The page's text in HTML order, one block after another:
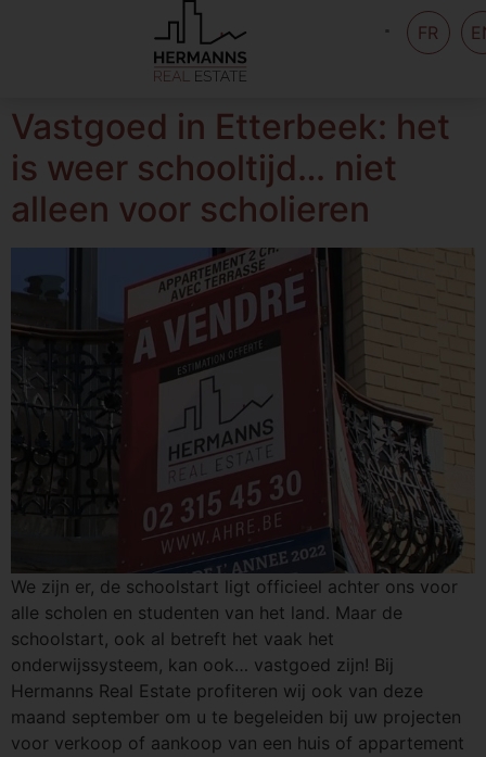
FR
Vastgoed in Etterbeek: het
is weer schooltijd… niet
alleen voor scholieren
We zijn er, de schoolstart ligt officieel achter ons voor
alle scholen en studenten van het land. Maar de
schoolstart, ook al betreft het vaak het
onderwijssysteem, kan ook… vastgoed zijn! Bij
Hermanns Real Estate profiteren wij ook van deze
maand september om u te begeleiden bij uw projecten
voor verkoop of aankoop van een huis of appartement